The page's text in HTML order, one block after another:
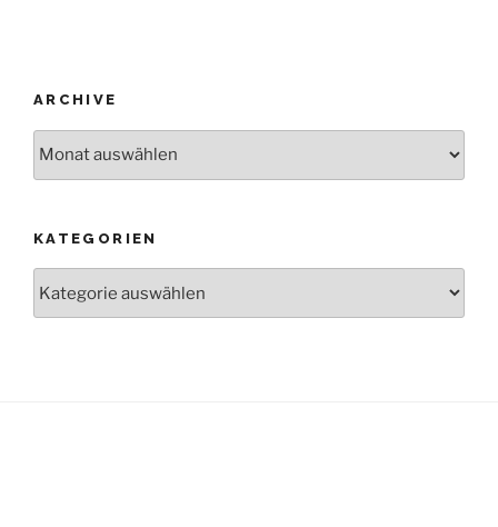
ARCHIVE
KATEGORIEN